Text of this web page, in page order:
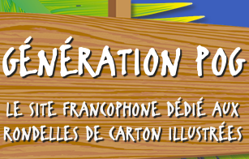
GÉNÉRATION POG
LE SITE FRANCOPHONE DÉDIÉ AUX
RONDELLES DE CARTON ILLUSTRÉES